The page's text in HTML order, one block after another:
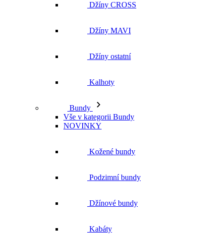
Džíny CROSS
Džíny MAVI
Džíny ostatní
Kalhoty
Bundy
Vše v kategorii Bundy
NOVINKY
Kožené bundy
Podzimní bundy
Džínové bundy
Kabáty